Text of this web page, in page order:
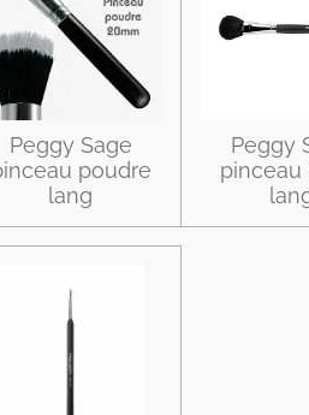
Peggy Sage
poudre
lang
Peggy
pinceau